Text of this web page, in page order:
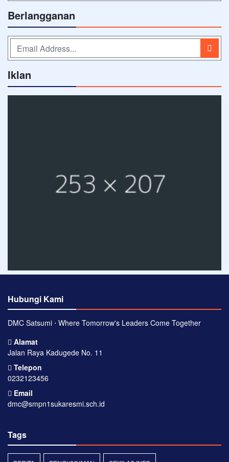
Berlangganan
Iklan
Hubungi Kami
DMC Satsumi ⋅ Where Tomorrow's Leaders Come Together
Alamat
Jalan Raya Kadugede No. 11
Telepon
0232123456
Email
dmc@smpn1sukaresmi.sch.id
Tags